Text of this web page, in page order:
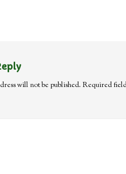
will not be published. Required